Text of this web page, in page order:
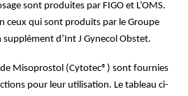
sont produites par FIGO et L’OMS.
ceux qui sont produits par le Groupe
d’Int J Gynecol Obstet.
de Misoprostol (Cytotec®) sont fournies
pour leur utilisation. Le tableau ci-